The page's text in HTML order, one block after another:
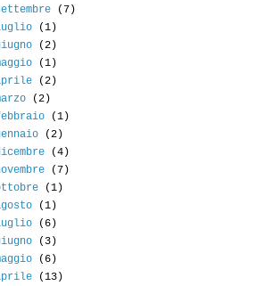
(7)
(1)
(2)
(1)
(2)
(2)
(1)
(2)
(4)
(7)
(1)
(1)
(6)
(3)
(6)
(13)